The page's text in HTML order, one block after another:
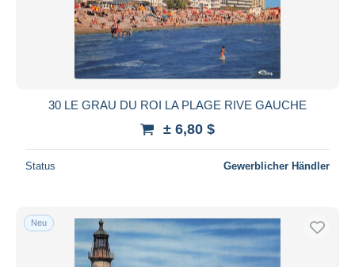
30 LE GRAU DU ROI LA PLAGE RIVE GAUCHE
± 6,80 $
Status Gewerblicher Händler
Neu